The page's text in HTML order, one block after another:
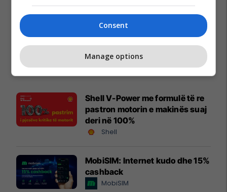
Promo Reklamo këtu
Shell V-Power me formulë të re
pastron motorin e makinës suaj
deri në 100%
Shell
MobiSIM: Internet kudo dhe 15%
cashback
MobiSIM
Consent
Manage options